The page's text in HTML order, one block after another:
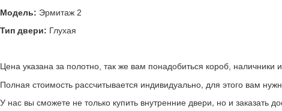
Модель: Эрмитаж 2
Тип двери: Глухая
Цена указана за полотно, так же вам понадобиться короб, наличники
Полная стоимость рассчитывается индивидуально, для этого вам
У нас вы сможете не только купить внутренние двери, но и заказать